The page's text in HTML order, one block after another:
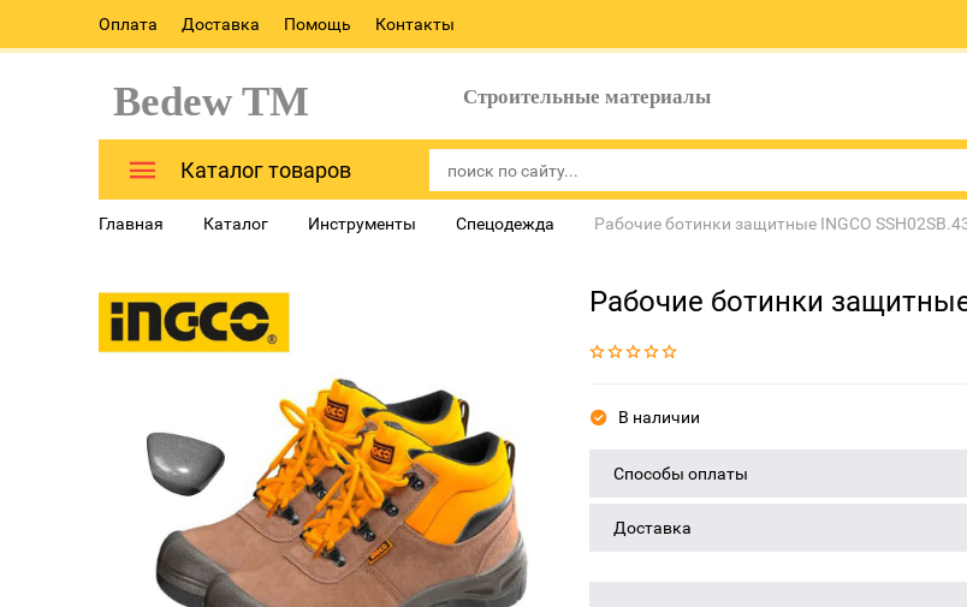
Оплата Доставка Помощь Контакты
Bedew TM Строительные материалы
Каталог товаров
Главная Каталог Инструменты Спецодежда Рабочие ботинки защитные INGCO
Рабочие ботинки
В наличии
Способы оплаты
Доставка